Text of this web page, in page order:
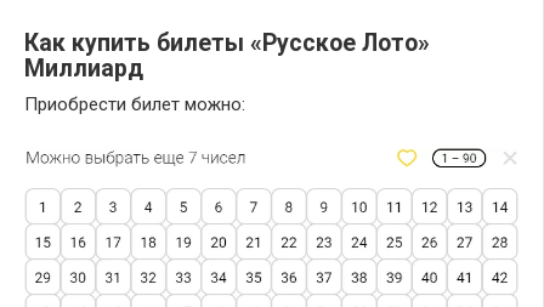
Как купить билеты «Русское Лото»
Миллиард
Приобрести билет можно: